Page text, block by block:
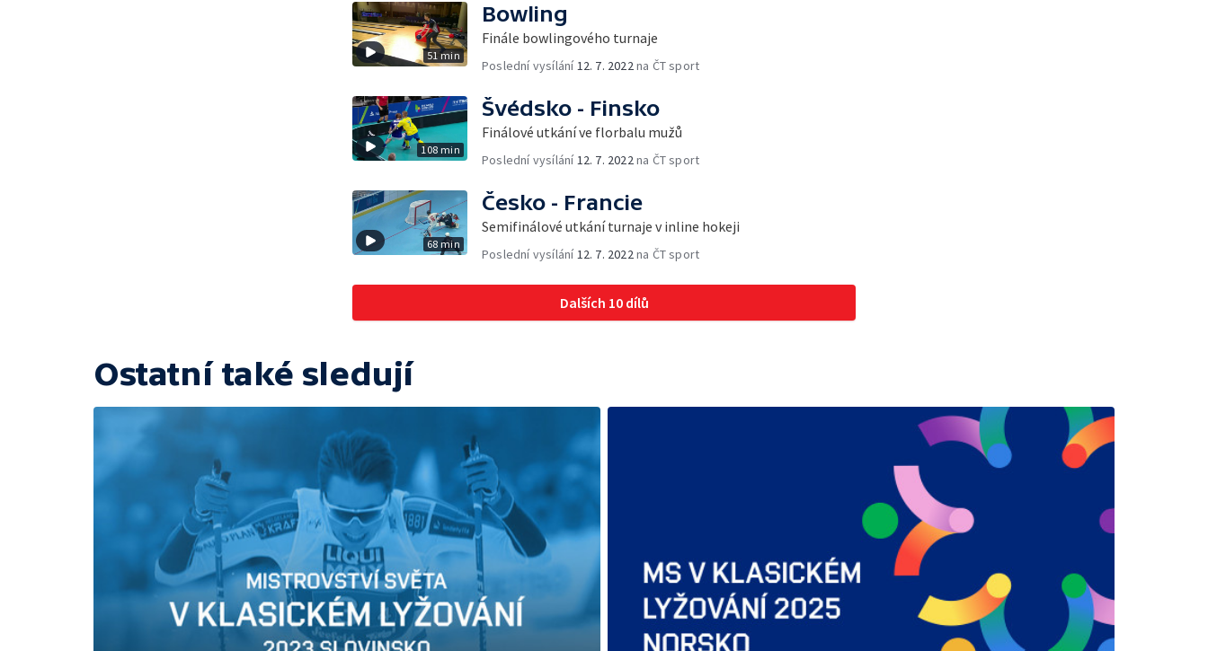
51 min
Bowling
Finále bowlingového turnaje
Poslední vysílání12. 7. 2022na ČT sport
108 min
Švédsko - Finsko
Finálové utkání ve florbalu mužů
Poslední vysílání12. 7. 2022na ČT sport
68 min
Česko - Francie
Semifinálové utkání turnaje v inline hokeji
Poslední vysílání12. 7. 2022na ČT sport
Dalších 10 dílů
Ostatní také sledují